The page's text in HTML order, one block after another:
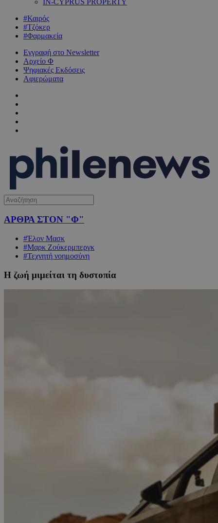
IN-CYPRUS PROPERTY
#Καιρός
#Τζόκερ
#Φαρμακεία
Εγγραφή στο Newsletter
Αρχείο Φ
Ψηφιακές Εκδόσεις
Αφιερώματα
ΑΡΘΡΑ ΣΤΟΝ "Φ"
#Έλον Μασκ
#Μαρκ Ζoύκερμπεργκ
#Τεχνητή νοημοσύνη
Η ζωή μιμείται τη δυστοπία